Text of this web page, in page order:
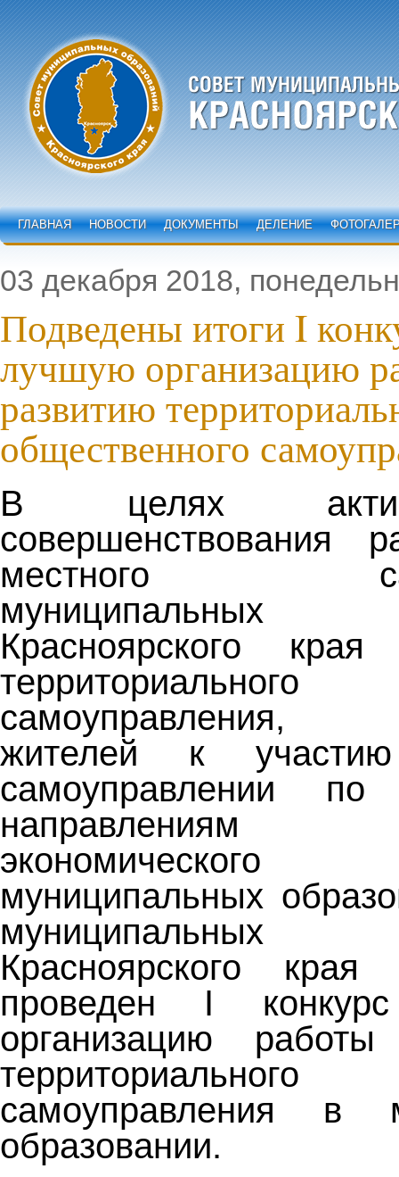
ГЛАВНАЯ НОВОСТИ ДОКУМЕНТЫ ДЕЛЕНИЕ
03 декабря 2018,
Подведены итоги I
лучшую организацию
развитию
общественного
В целях
совершенствования
местного
муниципальных
Красноярского
территориального
самоуправления,
жителей к
самоуправлении по
направлениям
муниципальных
муниципальных
Красноярского
проведен I
организацию
территориального
самоуправления в
образовании.